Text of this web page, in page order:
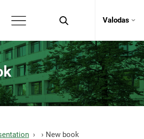
Valodas
New book